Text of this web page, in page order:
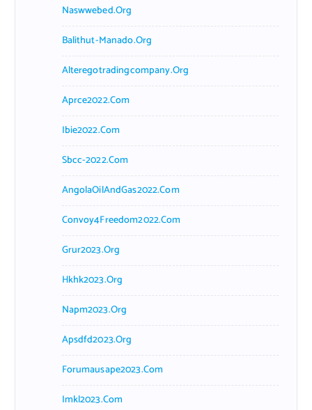
Naswwebed.org
Balithut-Manado.org
Alteregotradingcompany.org
Aprce2022.com
Ibie2022.com
Sbcc-2022.com
AngolaOilAndGas2022.com
Convoy4Freedom2022.com
Grur2023.org
Hkhk2023.org
Napm2023.org
Apsdfd2023.org
Forumausape2023.com
Imkl2023.com